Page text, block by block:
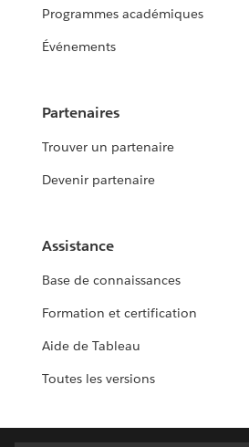
Programmes académiques
Événements
Partenaires
Trouver un partenaire
Devenir partenaire
Assistance
Base de connaissances
Formation et certification
Aide de Tableau
Toutes les versions